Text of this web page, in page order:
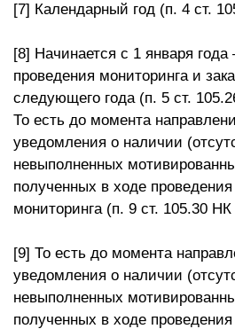
[7] Календарный год (п. 4 ст.
[8] Начинается с 1 января года
проведения мониторинга и
следующего года (п. 5 ст.
То есть до момента
уведомления о наличии
невыполненных
полученных в ходе проведения
мониторинга (п. 9 ст. 105.30
[9] То есть до момента
уведомления о наличии
невыполненных
полученных в ходе проведения